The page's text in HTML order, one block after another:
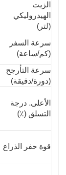
الزيت
الهيدروليكي
(لتر)
سرعة السفر
(كم/ساعة)
سرعة التأرجح
(دورة/دقيقة)
الأعلى. درجة
التسلق (٪)
قوة حفر الذراع